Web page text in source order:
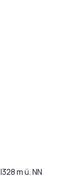
|328m ü. NN